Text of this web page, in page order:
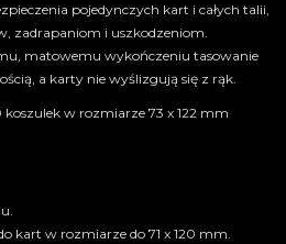
pojedynczych kart i całych talii,
zadrapaniom i uszkodzeniom.
matowemu wykończeniu tasowanie
a karty nie wyślizgują się z rąk.
w rozmiarze 73 x 122 mm
kart w rozmiarze do 71 x 120 mm.